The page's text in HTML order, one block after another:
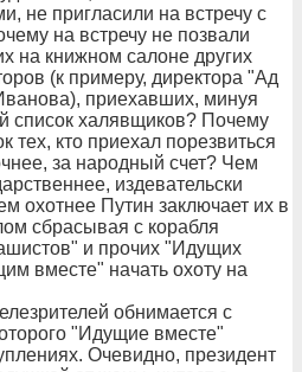
не пригласили на встречу с
на встречу не позвали
на книжном салоне других
(к примеру, директора "Ад
приехавших, минуя
список халявщиков? Почему
тех, кто приехал порезвиться
за народный счет? Чем
издевательски
охотнее Путин заключает их в
сбрасывая с корабля
и прочих "Идущих
вместе" начать охоту на
обнимается с
"Идущие вместе"
Очевидно, президент